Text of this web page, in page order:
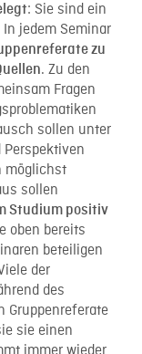
: Sie sind ein
jedem Seminar
zu
. Zu den
Fragen
sollen unter
möglichst
sollen
Studium positiv
oben bereits
beteiligen
der
des
Gruppenreferate
sie einen